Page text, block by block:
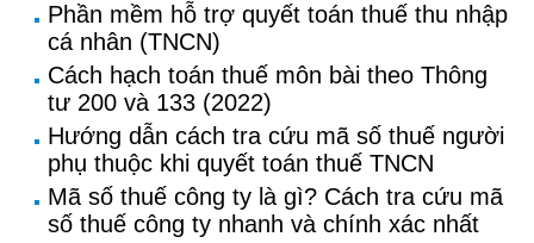
Phần mềm hỗ trợ quyết toán thuế thu nhập
cá nhân (TNCN)
Cách hạch toán thuế môn bài theo Thông
tư 200 và 133 (2022)
Hướng dẫn cách tra cứu mã số thuế người
phụ thuộc khi quyết toán thuế TNCN
Mã số thuế công ty là gì? Cách tra cứu mã
số thuế công ty nhanh và chính xác nhất